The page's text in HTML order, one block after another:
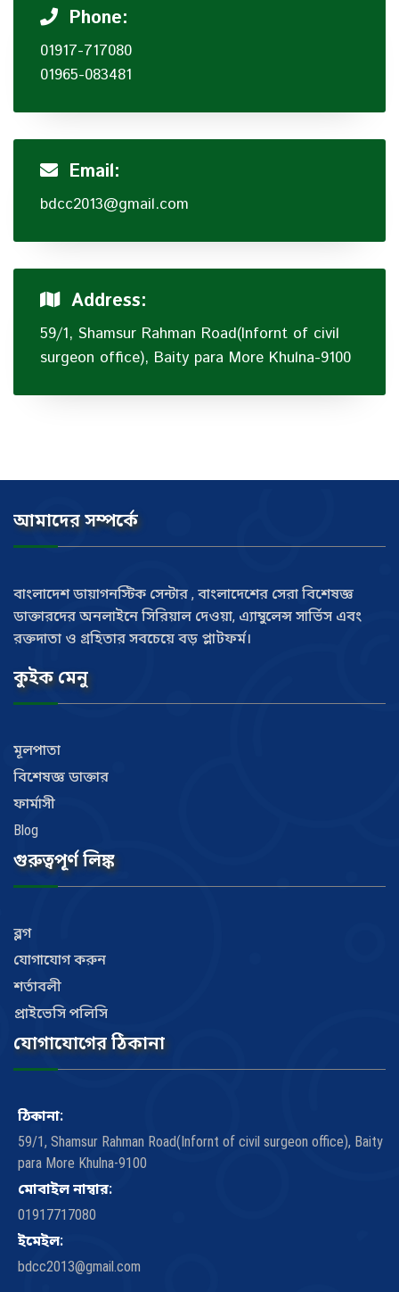
Phone:
01917-717080
01965-083481
Email:
bdcc2013@gmail.com
Address:
59/1, Shamsur Rahman Road(Infornt of civil
surgeon office), Baity para More Khulna-9100
আমাদের সম্পর্কে
বাংলাদেশ ডায়াগনস্টিক সেন্টার , বাংলাদেশের সেরা বিশেষজ্ঞ
ডাক্তারদের অনলাইনে সিরিয়াল দেওয়া, এ্যাম্বুলেন্স সার্ভিস এবং
রক্তদাতা ও গ্রহিতার সবচেয়ে বড় প্লাটফর্ম।
কুইক মেনু
মূলপাতা
বিশেষজ্ঞ ডাক্তার
ফার্মাসী
Blog
গুরুত্বপূর্ণ লিঙ্ক
ব্লগ
যোগাযোগ করুন
শর্তাবলী
প্রাইভেসি পলিসি
যোগাযোগের ঠিকানা
ঠিকানা:
59/1, Shamsur Rahman Road(Infornt of civil surgeon office), Baity
para More Khulna-9100
মোবাইল নাম্বার:
01917717080
ইমেইল:
bdcc2013@gmail.com